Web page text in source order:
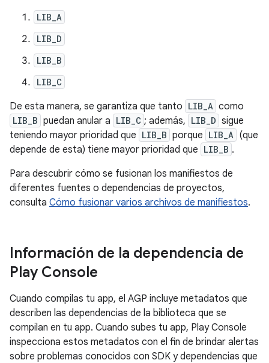
LIB_A
LIB_D
LIB_B
LIB_C
De esta manera, se garantiza que tanto LIB_A como
LIB_B puedan anular a LIB_C ; además, LIB_D sigue
teniendo mayor prioridad que LIB_B porque LIB_A (que
depende de esta) tiene mayor prioridad que LIB_B .
Para descubrir cómo se fusionan los manifiestos de
diferentes fuentes o dependencias de proyectos,
consulta Cómo fusionar varios archivos de manifiestos.
Información de la dependencia de
Play Console
Cuando compilas tu app, el AGP incluye metadatos que
describen las dependencias de la biblioteca que se
compilan en tu app. Cuando subes tu app, Play Console
inspecciona estos metadatos con el fin de brindar alertas
sobre problemas conocidos con SDK y dependencias que